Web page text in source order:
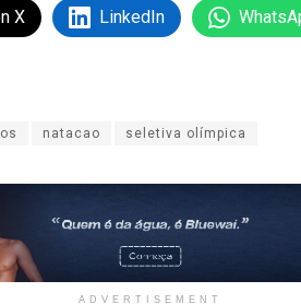
X LinkedIn
natacao seletiva olímpica
ADVERTISEMENT